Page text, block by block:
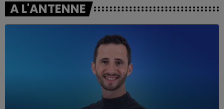
A L'ANTENNE